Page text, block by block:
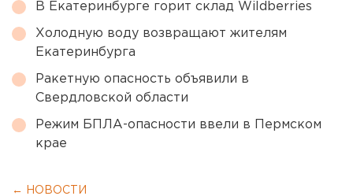
В Екатеринбурге горит склад Wildberries
Холодную воду возвращают жителям
Екатеринбурга
Ракетную опасность объявили в
Свердловской области
Режим БПЛА-опасности ввели в Пермском
крае
← НОВОСТИ